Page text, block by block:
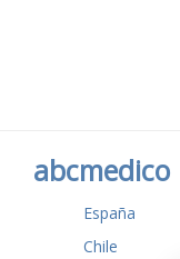
abcmedico
España
Chile